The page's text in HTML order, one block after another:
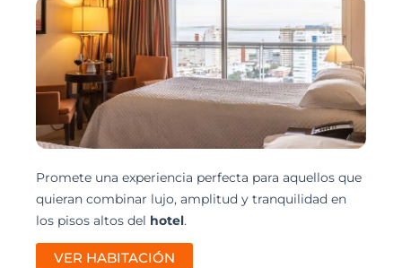
Promete una experiencia perfecta para aquellos que
quieran combinar lujo, amplitud y tranquilidad en
los pisos altos del hotel.
VER HABITACIÓN